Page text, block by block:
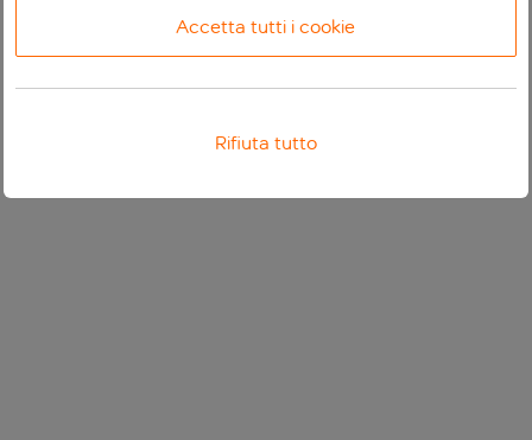
Accetta tutti i cookie
Rifiuta tutto